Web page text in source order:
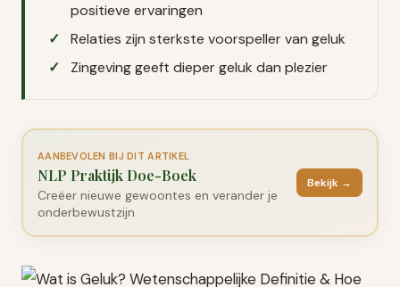
positieve ervaringen
Relaties zijn sterkste voorspeller van geluk
Zingeving geeft dieper geluk dan plezier
AANBEVOLEN BIJ DIT ARTIKEL
NLP Praktijk Doe-Boek
Creëer nieuwe gewoontes en verander je
onderbewustzijn
Bekijk →